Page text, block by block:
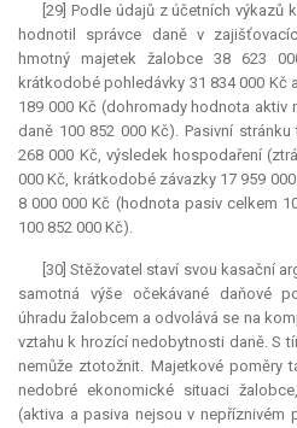
[29] Podle údajů z účetních výkazů
hodnotil správce daně v
hmotný majetek žalobce 38 623
krátkodobé pohledávky 31 834 000 Kč
189 000 Kč (dohromady hodnota aktiv
daně 100 852 000 Kč). Pasivní
268 000 Kč, výsledek hospodaření
000 Kč, krátkodobé závazky 17 959
8 000 000 Kč (hodnota pasiv celkem
100 852 000 Kč).
[30] Stěžovatel staví svou kasační
samotná výše očekávané daňové
úhradu žalobcem a odvolává se na
vztahu k hrozící nedobytnosti daně. S
nemůže ztotožnit. Majetkové poměry
nedobré ekonomické situaci
(aktiva a pasiva nejsou v nepříznivém